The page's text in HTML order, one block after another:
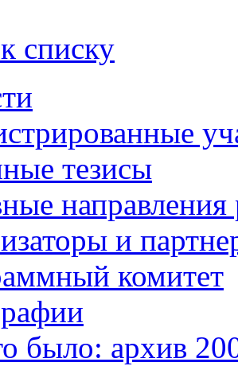
списку
тезисы
направления
и
комитет
было: архив